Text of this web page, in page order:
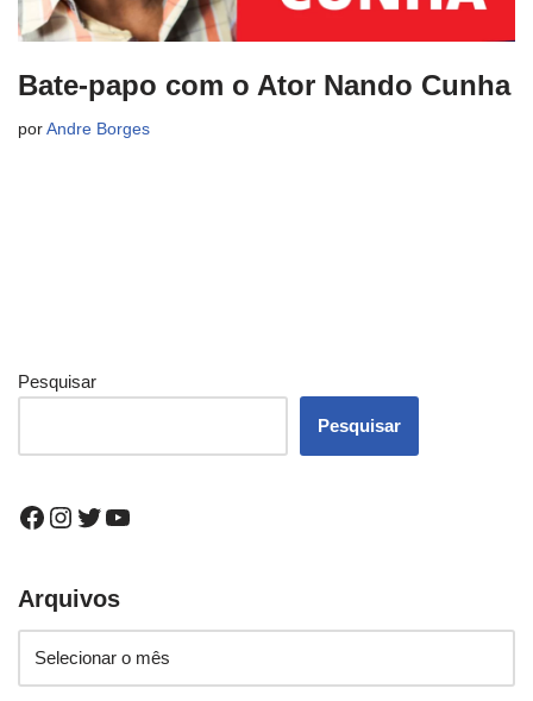
Bate-papo com o Ator Nando Cunha
por Andre Borges
Pesquisar
Pesquisar
Arquivos